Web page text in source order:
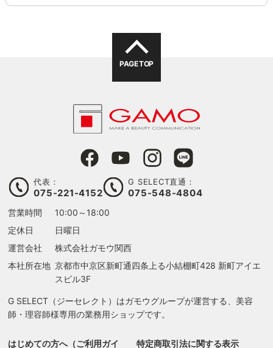
PAGE TOP
代表：
075-221-4152
G SELECT直通：
075-548-4804
営業時間
10:00～18:00
定休日
日曜日
運営会社
株式会社ガモウ関西
本社所在地 京都市中京区新町通四条上る小結棚町428 新町アイエ
スビル3F
G SELECT（ジーセレクト）はガモウグループが運営する、美容
師・理容師様専用の業務用ショップです。
はじめての方へ（ご利用ガイ 特定商取引法に関する表示